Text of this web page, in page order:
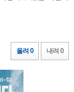
올려 0 내려 0